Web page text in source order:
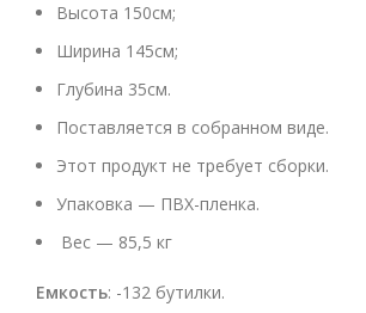
Высота 150см;
Ширина 145см;
Глубина 35см.
Поставляется в собранном виде.
Этот продукт не требует сборки.
Упаковка — ПВХ-пленка.
Вес — 85,5 кг
Емкость: -132 бутилки.